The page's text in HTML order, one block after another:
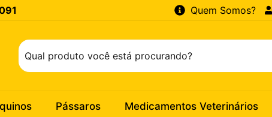
Quem Somos?
Pássaros Medicamentos Veterinários